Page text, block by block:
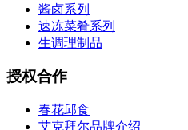
酱卤系列
速冻菜肴系列
生调理制品
授权合作
春花邱食
艾克拜尔品牌介绍